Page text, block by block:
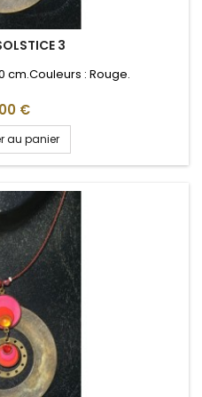
3
cm.Couleurs : Rouge.
€
au panier